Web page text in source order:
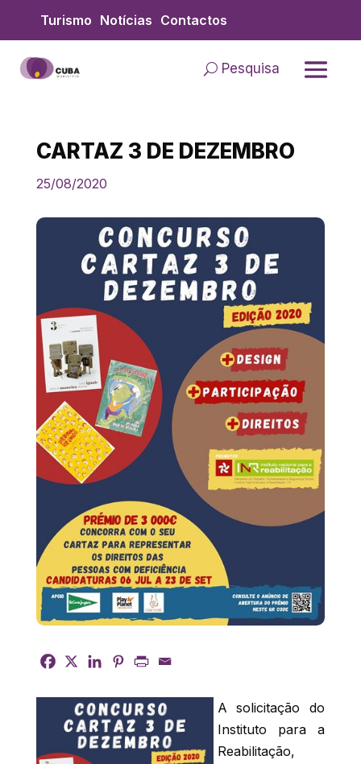
content
Turismo Notícias Contactos
Pesquisa
CARTAZ 3 DE DEZEMBRO
25/08/2020
A solicitação do
Instituto para a
Reabilitação,